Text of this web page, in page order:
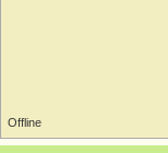
Offline